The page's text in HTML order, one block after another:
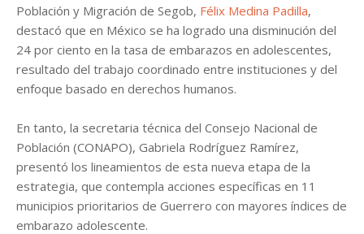
Población y Migración de Segob, Félix Medina Padilla,
destacó que en México se ha logrado una disminución del
24 por ciento en la tasa de embarazos en adolescentes,
resultado del trabajo coordinado entre instituciones y del
enfoque basado en derechos humanos.
En tanto, la secretaria técnica del Consejo Nacional de
Población (CONAPO), Gabriela Rodríguez Ramírez,
presentó los lineamientos de esta nueva etapa de la
estrategia, que contempla acciones específicas en 11
municipios prioritarios de Guerrero con mayores índices de
embarazo adolescente.